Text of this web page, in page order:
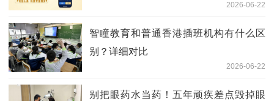
2026-06-22
智瞳教育和普通香港插班机构有什么区
别？详细对比
2026-06-22
别把眼药水当药！五年顽疾差点毁掉眼